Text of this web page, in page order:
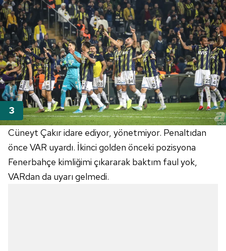
Cüneyt Çakır idare ediyor, yönetmiyor. Penaltıdan
önce VAR uyardı. İkinci golden önceki pozisyona
Fenerbahçe kimliğimi çıkararak baktım faul yok,
VARdan da uyarı gelmedi.